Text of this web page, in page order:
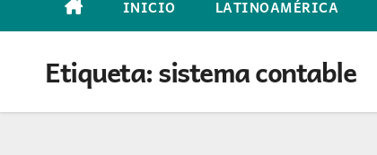
INICIO LATINOAMÉRICA
Etiqueta:sistema contable